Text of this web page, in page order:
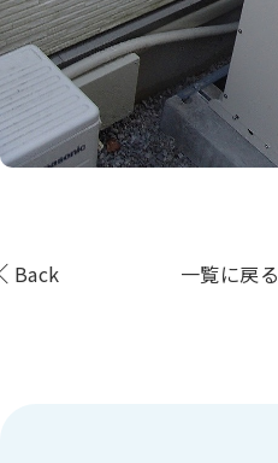
Back 一覧に戻る